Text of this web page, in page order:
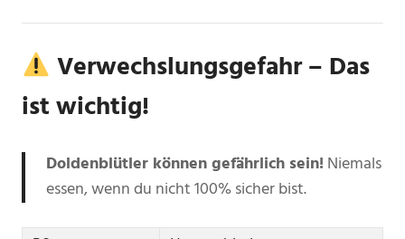
Verwechslungsgefahr – Das
ist wichtig!
Doldenblütler können gefährlich sein!Niemals
essen, wenn du nicht 100% sicher bist.